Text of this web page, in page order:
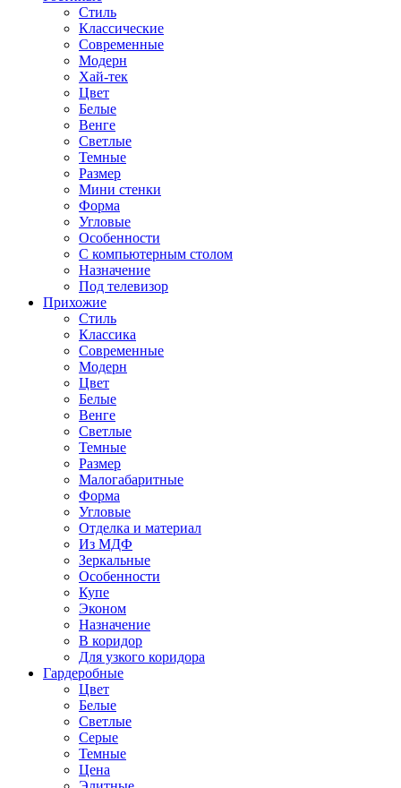
Стиль
Классические
Современные
Модерн
Хай-тек
Цвет
Белые
Венге
Светлые
Темные
Размер
Мини стенки
Форма
Угловые
Особенности
С компьютерным столом
Назначение
Под телевизор
Прихожие
Стиль
Классика
Современные
Модерн
Цвет
Белые
Венге
Светлые
Темные
Размер
Малогабаритные
Форма
Угловые
Отделка и материал
Из МДФ
Зеркальные
Особенности
Купе
Эконом
Назначение
В коридор
Для узкого коридора
Гардеробные
Цвет
Белые
Светлые
Серые
Темные
Цена